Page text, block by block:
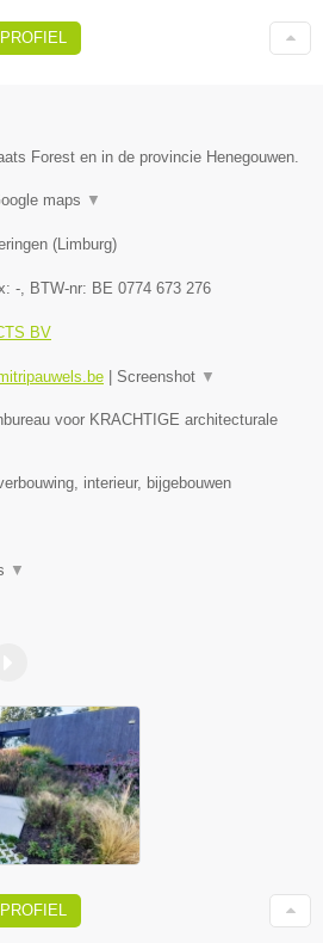
Forest en in de provincie Henegouwen.
maps ▼
(Limburg)
-, BTW-nr: BE 0774 673 276
BV
Screenshot ▼
voor KRACHTIGE architecturale
interieur, bijgebouwen
▼